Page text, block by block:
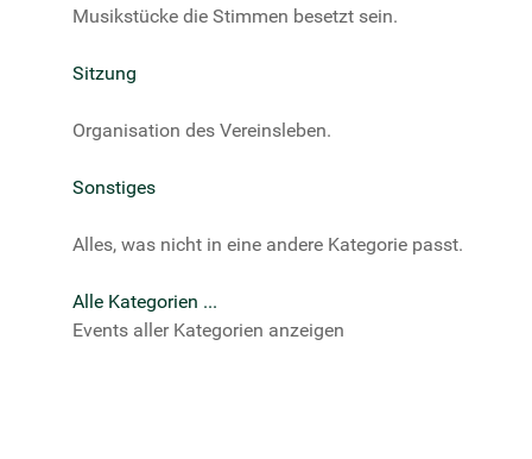
Musikstücke die Stimmen besetzt sein.
Sitzung
Organisation des Vereinsleben.
Sonstiges
Alles, was nicht in eine andere Kategorie passt.
Alle Kategorien ...
Events aller Kategorien anzeigen